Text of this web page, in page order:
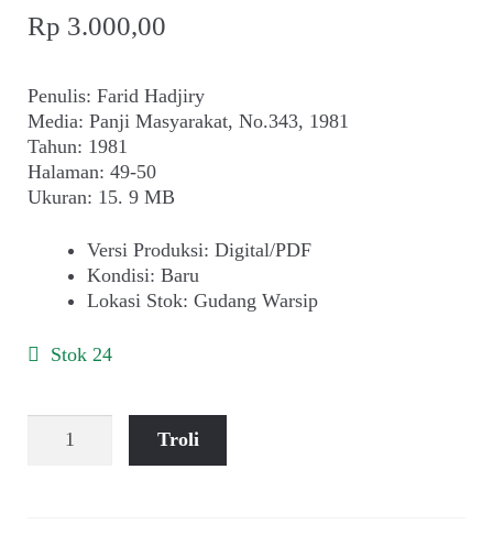
Rp 3.000,00
Penulis: Farid Hadjiry
Media: Panji Masyarakat, No.343, 1981
Tahun: 1981
Halaman: 49-50
Ukuran: 15. 9 MB
Versi Produksi: Digital/PDF
Kondisi: Baru
Lokasi Stok: Gudang Warsip
Stok 24
Farid
Troli